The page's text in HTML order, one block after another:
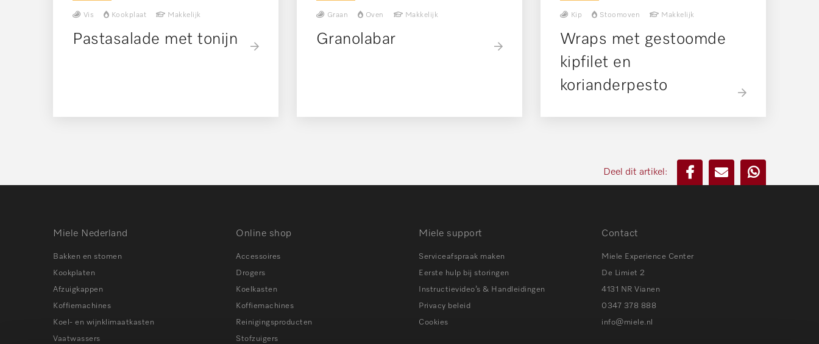
Vis Kookplaat Makkelijk
Pastasalade met tonijn
Graan Oven Makkelijk
Granolabar
Kip Stoomoven Makkelijk
Wraps met gestoomde
kipfilet en
korianderpesto
Deel dit artikel:
Miele Nederland
Bakken en stomen
Kookplaten
Afzuigkappen
Koffiemachines
Koel- en wijnklimaatkasten
Vaatwassers
Online shop
Accessoires
Drogers
Koelkasten
Koffiemachines
Reinigingsproducten
Stofzuigers
Miele support
Serviceafspraak maken
Eerste hulp bij storingen
Instructievideo’s & Handleidingen
Privacy beleid
Cookies
Contact
Miele Experience Center
De Limiet 2
4131 NR Vianen
0347 378 888
info@miele.nl